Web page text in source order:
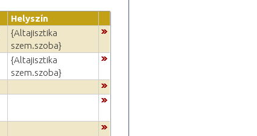
Helyszín
{Altajisztika
szem.szoba}
{Altajisztika
szem.szoba}